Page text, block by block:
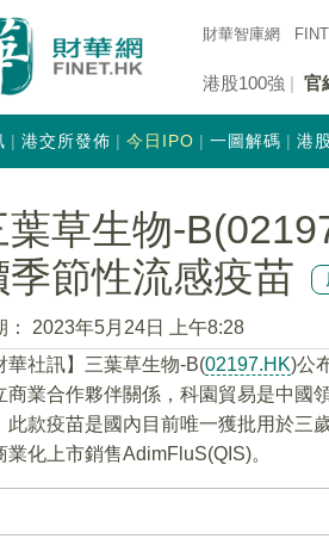
財華智庫網
港股100強 官
港交所發佈 今日IPO 一圖解碼 港
葉草生物-
季節性流感疫苗
：
2023年5月24日 上午8:28
華社訊】三葉草生物-B(02197.HK)公
商業合作夥伴關係，科園貿易是中國
此款疫苗是國內目前唯一獲批用於三
業化上市銷售AdimFluS(QIS)。